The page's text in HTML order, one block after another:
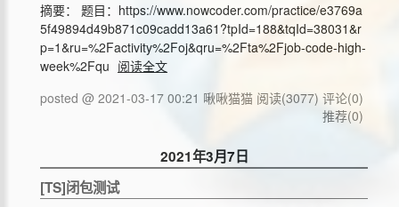
摘要： 题目：https://www.nowcoder.com/practice/e3769a
5f49894d49b871c09cadd13a61?tpId=188&tqId=38031&r
p=1&ru=%2Factivity%2Foj&qru=%2Fta%2Fjob-code-high-
week%2Fqu 阅读全文
posted @ 2021-03-17 00:21 啾啾猫猫 阅读(3077) 评论(0)
推荐(0)
2021年3月7日
[TS]闭包测试